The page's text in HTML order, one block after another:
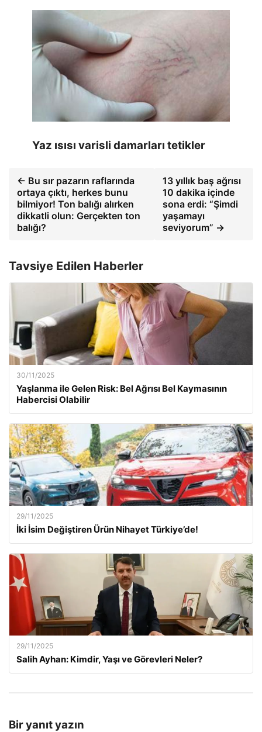
Yaz ısısı varisli damarları tetikler
← Bu sır pazarın raflarında
ortaya çıktı, herkes bunu
bilmiyor! Ton balığı alırken
dikkatli olun: Gerçekten ton
balığı?
13 yıllık baş ağrısı
10 dakika içinde
sona erdi: “Şimdi
yaşamayı
seviyorum” →
Tavsiye Edilen Haberler
30/11/2025
Yaşlanma ile Gelen Risk: Bel Ağrısı Bel Kaymasının
Habercisi Olabilir
29/11/2025
İki İsim Değiştiren Ürün Nihayet Türkiye’de!
29/11/2025
Salih Ayhan: Kimdir, Yaşı ve Görevleri Neler?
Bir yanıt yazın